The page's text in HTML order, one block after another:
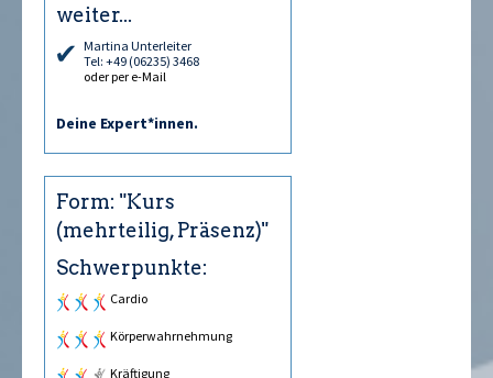
weiter...
Martina Unterleiter
Tel: +49 (06235) 3468
oder per e-Mail
Deine Expert*innen.
Form: "Kurs
(mehrteilig, Präsenz)"
Schwerpunkte:
Cardio
Körperwahrnehmung
Kräftigung